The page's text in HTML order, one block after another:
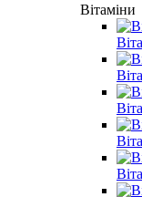
Вітаміни